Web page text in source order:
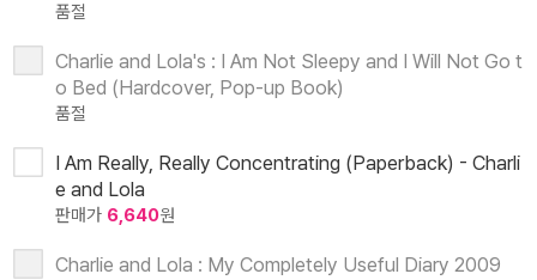
품절
Charlie and Lola's : I Am Not Sleepy and I Will Not Go t
o Bed (Hardcover, Pop-up Book)
품절
I Am Really, Really Concentrating (Paperback) - Charli
e and Lola
판매가 6,640원
Charlie and Lola : My Completely Useful Diary 2009